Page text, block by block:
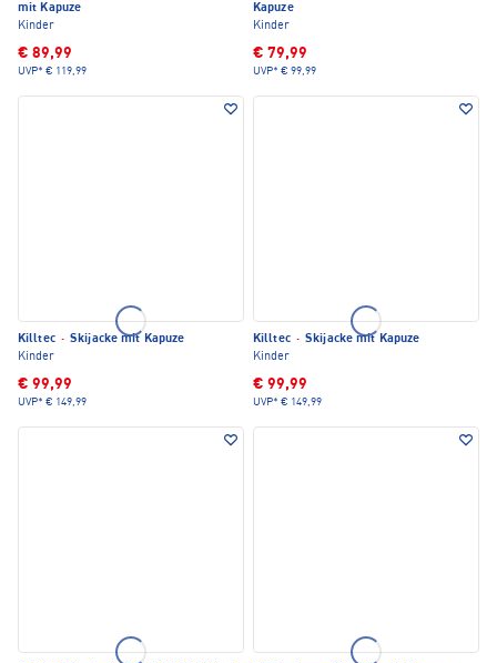
mit Kapuze
Kinder
€ 89,99
UVP* € 119,99
Kapuze
Kinder
€ 79,99
UVP* € 99,99
Killtec · Skijacke mit Kapuze
Kinder
€ 99,99
UVP* € 149,99
Killtec · Skijacke mit Kapuze
Kinder
€ 99,99
UVP* € 149,99